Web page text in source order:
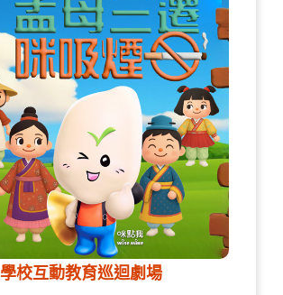
學校互動教育巡迴劇場